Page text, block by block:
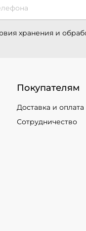
хранения и
Покупателям
Доставка и оплата
Сотрудничество